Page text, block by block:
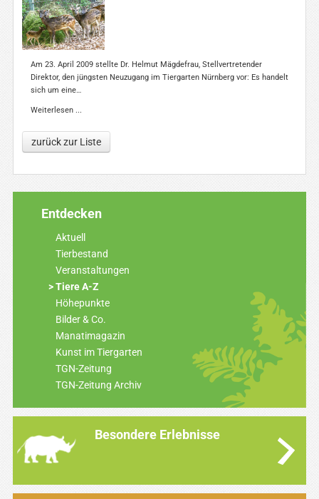
Am 23. April 2009 stellte Dr. Helmut Mägdefrau, Stellvertretender
Direktor, den jüngsten Neuzugang im Tiergarten Nürnberg vor: Es handelt
sich um eine…
Weiterlesen ...
zurück zur Liste
Entdecken
Aktuell
Tierbestand
Veranstaltungen
Tiere A-Z
Höhepunkte
Bilder & Co.
Manatimagazin
Kunst im Tiergarten
TGN-Zeitung
TGN-Zeitung Archiv
Besondere Erlebnisse